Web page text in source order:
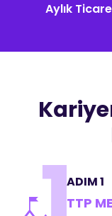
Aylık
ADIM 1
TTP